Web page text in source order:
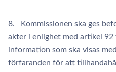
8. Kommissionen ska ges
akter i enlighet med artikel
information som ska visas
förfaranden för att